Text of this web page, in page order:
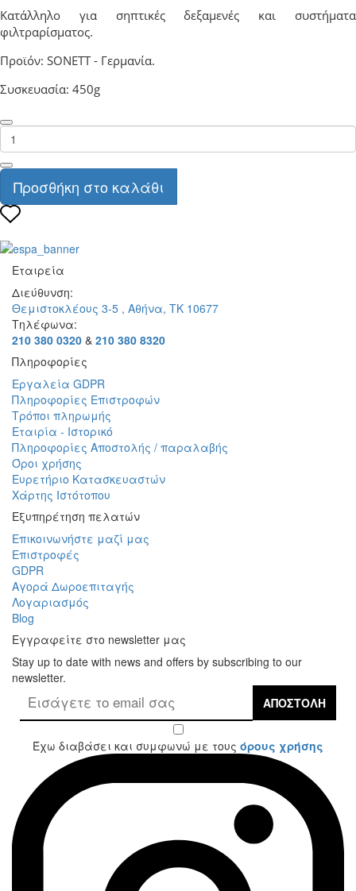
Κατάλληλο για σηπτικές δεξαμενές και συστήματα
φιλτραρίσματος.
Προϊόν: SONETT - Γερμανία.
Συσκευασία: 450g
Προσθήκη στο καλάθι
Εταιρεία
Διεύθυνση:
Θεμιστοκλέους 3-5 , Αθήνα, ΤΚ 10677
Τηλέφωνα:
210 380 0320 & 210 380 8320
Πληροφορίες
Εργαλεία GDPR
Πληροφορίες Επιστροφών
Τρόποι πληρωμής
Εταιρία - Ιστορικό
Πληροφορίες Αποστολής / παραλαβής
Όροι χρήσης
Ευρετήριο Κατασκευαστών
Χάρτης Ιστότοπου
Εξυπηρέτηση πελατών
Επικοινωνήστε μαζί μας
Επιστροφές
GDPR
Αγορά Δωροεπιταγής
Λογαριασμός
Blog
Εγγραφείτε στο newsletter μας
Stay up to date with news and offers by subscribing to our
newsletter.
ΑΠΟΣΤΟΛΉ
Έχω διαβάσει και συμφωνώ με τους όρους χρήσης